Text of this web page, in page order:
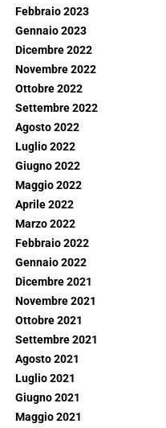
Febbraio 2023
Gennaio 2023
Dicembre 2022
Novembre 2022
Ottobre 2022
Settembre 2022
Agosto 2022
Luglio 2022
Giugno 2022
Maggio 2022
Aprile 2022
Marzo 2022
Febbraio 2022
Gennaio 2022
Dicembre 2021
Novembre 2021
Ottobre 2021
Settembre 2021
Agosto 2021
Luglio 2021
Giugno 2021
Maggio 2021